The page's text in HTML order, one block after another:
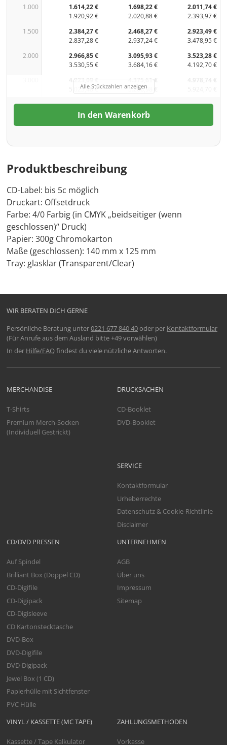
1.000
1.614,22 €
1.920,92 €
1.698,22 €
2.020,88 €
2.011,74 €
2.393,97 €
1.500
2.384,27 €
2.837,28 €
2.468,27 €
2.937,24 €
2.923,49 €
3.478,95 €
2.000
2.966,85 €
3.530,55 €
3.095,93 €
3.684,16 €
3.523,28 €
4.192,70 €
4.223,09 €
5.025,48 €
4.375,61 €
5.206,98 €
Alle Stückzahlen anzeigen
In den Warenkorb
Produktbeschreibung
CD-Label: bis 5c möglich
Druckart: Offsetdruck
Farbe: 4/0 Farbig (in CMYK „beidseitiger (wenn
geschlossen)“ Druck)
Papier: 300g Chromokarton
Maße (geschlossen): 140 mm x 125 mm
Tray: glasklar (Transparent/Clear)
WIR BERATEN DICH GERNE
Persönliche Beratung unter0221 677 840 40oder per Kontaktformular
(Für Anrufe aus dem Ausland bitte +49 vorwählen)
In der Hilfe/FAQfindest du viele nützliche Antworten.
VINYL / KASSETTE (MC TAPE)
Kassette / Tape Kalkulator
MERCHANDISE
T-Shirts
Premium Merch-Socken
(Individuell Gestrickt)
CD/DVD PRESSEN
Auf Spindel
Brilliant Box (Doppel CD)
CD-Digifile
CD-Digipack
CD-Digisleeve
CD Kartonstecktasche
DVD-Box
DVD-Digifile
DVD-Digipack
Jewel Box (1 CD)
Papierhülle mit Sichtfenster
PVC Hülle
DRUCKSACHEN
CD-Booklet
DVD-Booklet
SERVICE
Kontaktformular
Urheberrechte
Datenschutz & Cookie-Richtlinie
Disclaimer
UNTERNEHMEN
AGB
Über uns
Impressum
Sitemap
ZAHLUNGSMETHODEN
Vorkasse